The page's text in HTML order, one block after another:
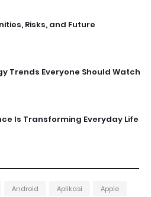
Risks, and Future
Trends Everyone Should Watch
Is Transforming Everyday Life
Android Aplikasi
Apple